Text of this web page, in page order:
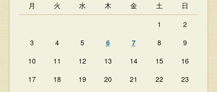
月
火 水 木 金 土
日
1
2
3
4 5 6 7 8
9
10
11 12 13 14 15
16
17
18 19 20 21 22
23